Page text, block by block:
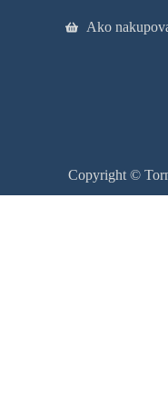
Ako
Copyright ©